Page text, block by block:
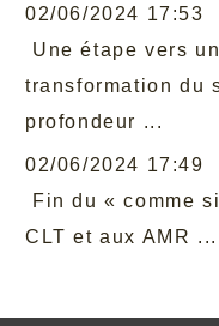
02/06/2024 17:53
Une étape vers
transformation du
profondeur ...
02/06/2024 17:49
Fin du « comme
CLT et aux AMR ...